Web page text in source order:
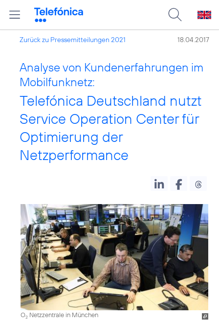
Zurück zu Pressemitteilungen 2021 18.04.2017
Analyse von Kundenerfahrungen im
Mobilfunknetz:
Telefónica Deutschland nutzt
Service Operation Center für
Optimierung der
Netzperformance
O2 Netzzentrale in München